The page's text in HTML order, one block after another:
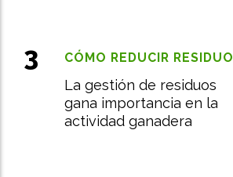
La gestión de residuos
gana importancia en la
actividad ganadera
CÓMO REDUCIR